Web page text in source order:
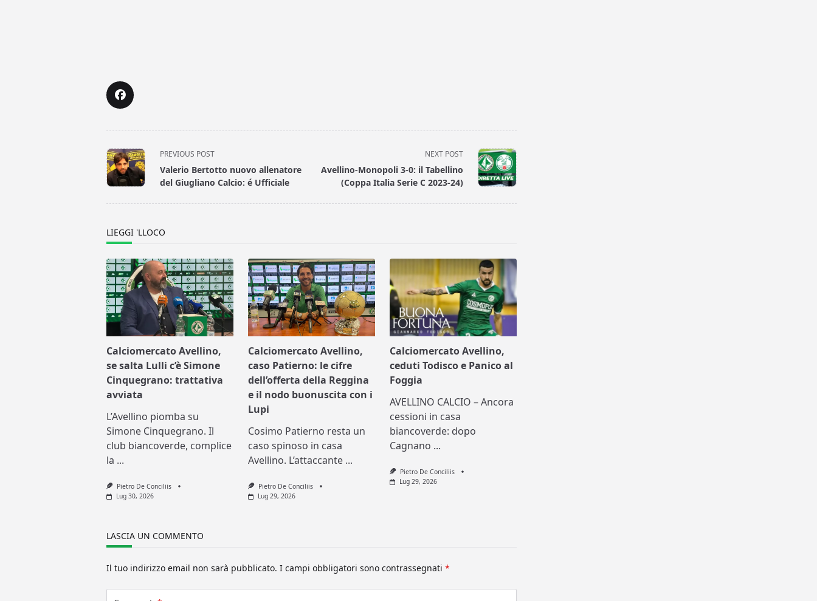
<span
class="nav-
subtitle
PREVIOUS POST
Valerio Bertotto nuovo allenatore
del Giugliano Calcio: é Ufficiale
NEXT POST
Avellino-Monopoli 3-0: il Tabellino
(Coppa Italia Serie C 2023-24)
LIEGGI 'LLOCO
Calciomercato Avellino,
se salta Lulli c’è Simone
Cinquegrano: trattativa
avviata
L’Avellino piomba su
Simone Cinquegrano. Il
club biancoverde, complice
la ...
Pietro De Conciliis
Lug 30, 2026
Calciomercato Avellino,
caso Patierno: le cifre
dell’offerta della Reggina
e il nodo buonuscita con i
Lupi
Cosimo Patierno resta un
caso spinoso in casa
Avellino. L’attaccante ...
Pietro De Conciliis
Lug 29, 2026
Calciomercato Avellino,
ceduti Todisco e Panico al
Foggia
AVELLINO CALCIO – Ancora
cessioni in casa
biancoverde: dopo
Cagnano ...
Pietro De Conciliis
Lug 29, 2026
LASCIA UN COMMENTO
Il tuo indirizzo email non sarà pubblicato. I campi obbligatori sono contrassegnati*